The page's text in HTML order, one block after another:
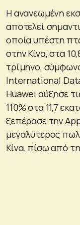
Η ανανεωμένη
αποτελεί
οποία υπέστη
στην Κίνα, στα
τρίμηνο,
International
Huawei αύξησε
110% στα 11,7
ξεπέρασε την
μεγαλύτερος
Κίνα, πίσω από